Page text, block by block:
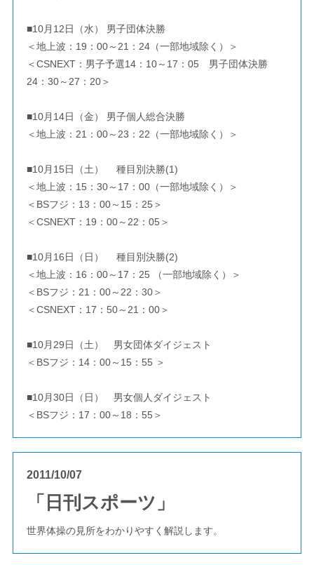
■10月12日（水） 男子団体決勝
＜地上波：19：00～21：24（一部地域除く）＞
＜CSNEXT：男子予選14：10～17：05 男子団体決勝
24：30～27：20＞
■10月14日（金） 男子個人総合決勝
＜地上波：21：00～23：22（一部地域除く）＞
■10月15日（土） 種目別決勝(1)
＜地上波：15：30～17：00（一部地域除く）＞
＜BSフジ：13：00～15：25＞
＜CSNEXT：19：00～22：05＞
■10月16日（日） 種目別決勝(2)
＜地上波：16：00～17：25 （一部地域除く）＞
＜BSフジ：21：00～22：30＞
＜CSNEXT：17：50～21：00＞
■10月29日（土） 男女団体ダイジェスト
＜BSフジ：14：00～15：55 ＞
■10月30日（日） 男女個人ダイジェスト
＜BSフジ：17：00～18：55＞
2011/10/07
「日刊スポーツ」
世界体操の見所をわかりやすく解説します。